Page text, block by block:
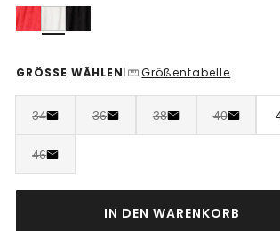
GRÖSSE WÄHLEN | Größentabelle
34 36 38 40
46
IN DEN WARENKORB